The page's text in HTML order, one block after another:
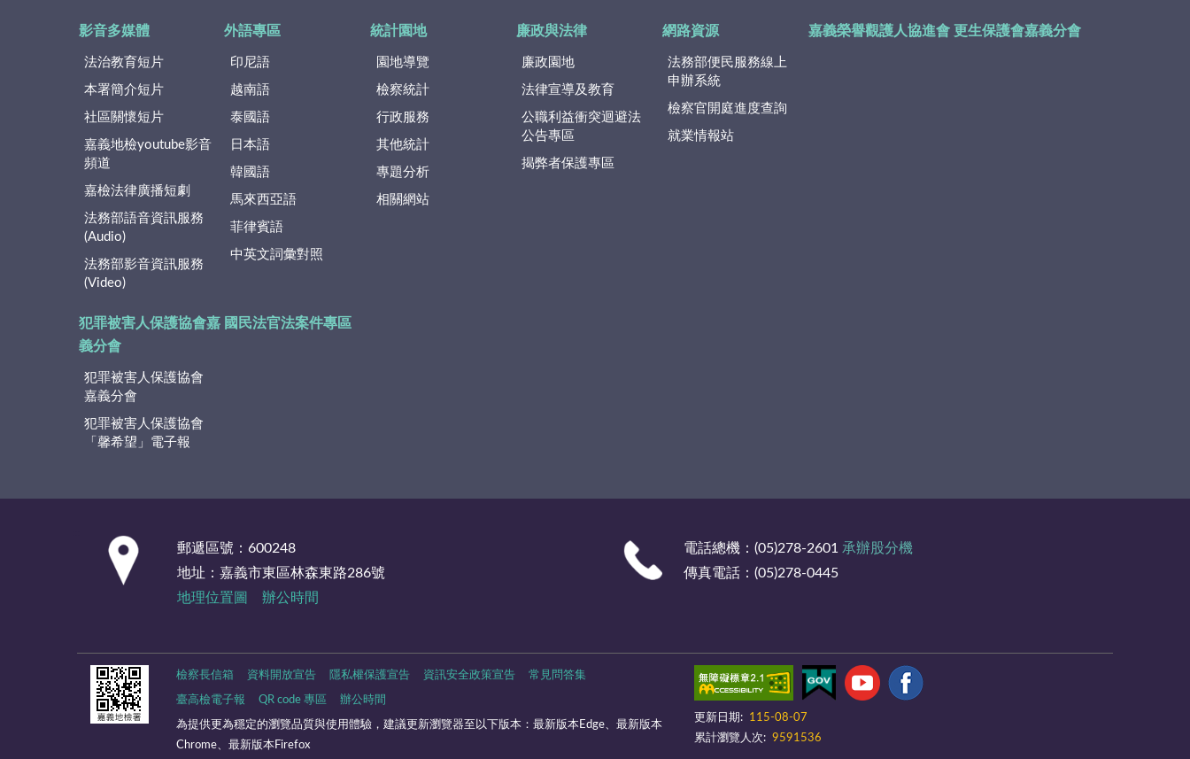
影音多媒體
法治教育短片
本署簡介短片
社區關懷短片
嘉義地檢youtube影音
頻道
嘉檢法律廣播短劇
法務部語音資訊服務
(Audio)
法務部影音資訊服務
(Video)
外語專區
印尼語
越南語
泰國語
日本語
韓國語
馬來西亞語
菲律賓語
中英文詞彙對照
統計園地
園地導覽
檢察統計
行政服務
其他統計
專題分析
相關網站
廉政與法律
廉政園地
法律宣導及教育
公職利益衝突迴避法
公告專區
揭弊者保護專區
網路資源
法務部便民服務線上
申辦系統
檢察官開庭進度查詢
就業情報站
嘉義榮譽觀護人協進會 更生保護會嘉義分會
犯罪被害人保護協會嘉
義分會
犯罪被害人保護協會
嘉義分會
犯罪被害人保護協會
「馨希望」電子報
國民法官法案件專區
郵遞區號：600248
地址：嘉義市東區林森東路286號
地理位置圖
辦公時間
電話總機：(05)278-2601 承辦股分機
傳真電話：(05)278-0445
檢察長信箱 資料開放宣告 隱私權保護宣告 資訊安全政策宣告 常見問答集
臺高檢電子報 QR code 專區 辦公時間
為提供更為穩定的瀏覽品質與使用體驗，建議更新瀏覽器至以下版本：最新版本Edge、最新版本
Chrome、最新版本Firefox
更新日期:
115-08-07
累計瀏覽人次: 9591536